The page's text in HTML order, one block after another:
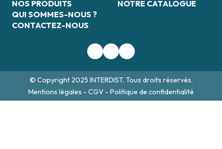
NOS PRODUITS
QUI SOMMES-NOUS ?
CONTACTEZ-NOUS
NOTRE CATALOGUE
© Copyright 2025 INTERDIST. Tous droits réservés.
Mentions légales - CGV - Politique de confidentialité